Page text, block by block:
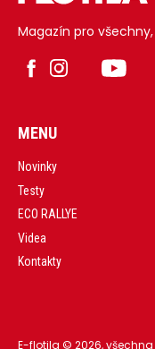
Magazín pro
MENU
Novinky
Testy
ECO RALLYE
Videa
Kontakty
E-flotila © 2026,